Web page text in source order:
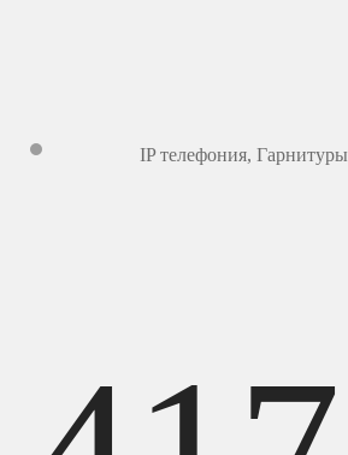
IP телефония, Гарнитуры